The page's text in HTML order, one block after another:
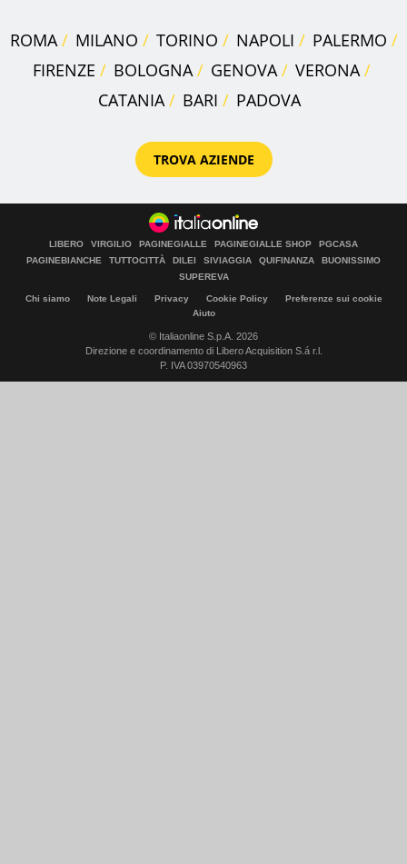
ROMA MILANO TORINO NAPOLI
PALERMO
FIRENZE
BOLOGNA GENOVA
VERONA
CATANIA
BARI PADOVA
TROVA AZIENDE
LIBERO VIRGILIO PAGINEGIALLE PAGINEGIALLE SHOP
PGCASA
PAGINEBIANCHE
TUTTOCITTÀ DILEI SIVIAGGIA QUIFINANZA
BUONISSIMO
SUPEREVA
Chi siamo Note Legali Privacy Cookie Policy
Preferenze sui cookie
Aiuto
© Italiaonline S.p.A. 2026
Direzione e coordinamento di Libero Acquisition S.á r.l.
P. IVA 03970540963